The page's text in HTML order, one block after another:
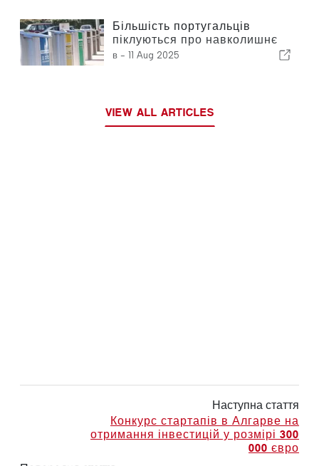
Більшість португальців
піклуються про навколишнє
середовище
в - 11 Aug 2025
VIEW ALL ARTICLES
Наступна стаття
Конкурс стартапів в Алгарве на
отримання інвестицій у розмірі 300
000 євро